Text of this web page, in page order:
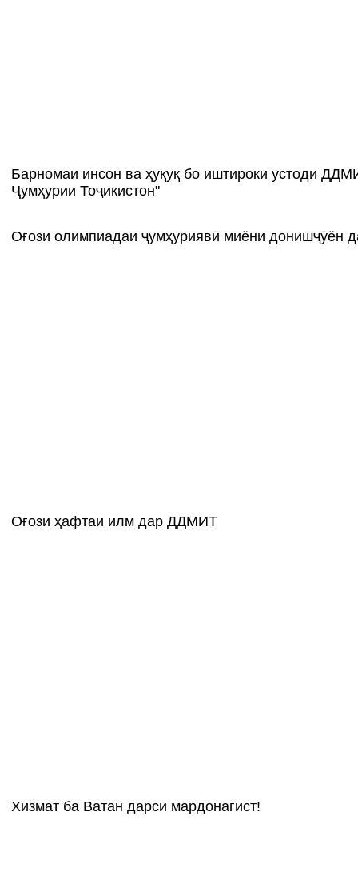
Барномаи инсон ва ҳуқуқ бо иштироки устоди
Ҷумҳурии Тоҷикистон"
Оғози олимпиадаи ҷумҳуриявӣ миёни донишҷӯён
Оғози ҳафтаи илм дар ДДМИТ
Хизмат ба Ватан дарси мардонагист!